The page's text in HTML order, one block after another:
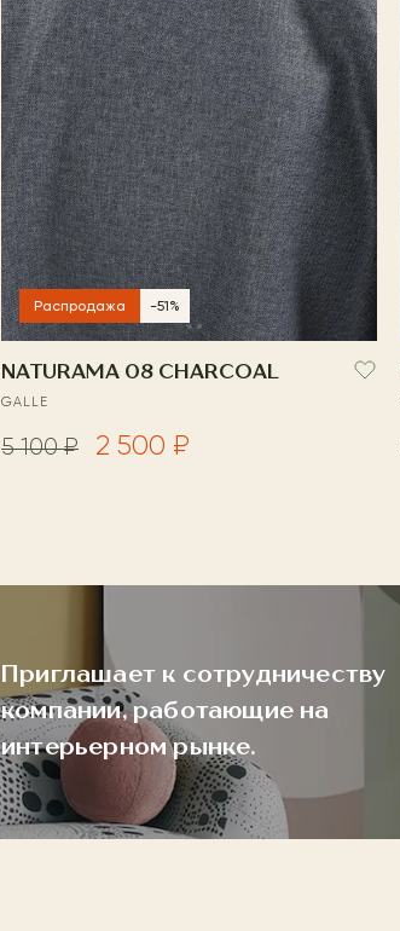
Распродажа -51%
NATURAMA 08 CHARCOAL
GALLE
5 100 ₽ 2 500 ₽
Приглашает к сотрудничеству
компании, работающие на
интерьерном рынке.